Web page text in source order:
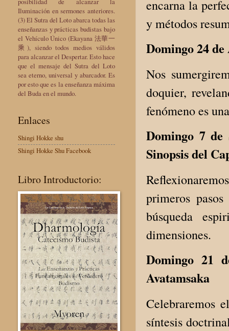
encarna la
y métodos
Domingo 24
Nos
doquier,
fenómeno es
Domingo 7
Sinopsis del
primeros
búsqueda
dimensiones.
Domingo 21
Avatamsaka
Celebraremos
síntesis
Iluminación en sermones anteriores.
(3) El Sutra del Loto abarca todas las
enseñanzas y prácticas budistas bajo
el Vehículo Único (Ekayana 法華一
乘), siendo todos medios válidos
para alcanzar el Despertar. Esto hace
que el mensaje del Sutra del Loto
sea eterno, universal y abarcador. Es
por esto que es la enseñanza máxima
del Buda en el mundo.
Enlaces
Shingi Hokke shu
Shingi Hokke Shu Facebook
Libro Introductorio: